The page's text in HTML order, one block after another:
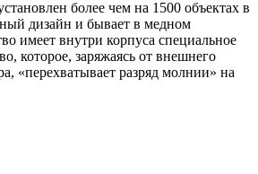
более чем на 1500 объектах в
дизайн и бывает в медном
имеет внутри корпуса специальное
которое, заряжаясь от внешнего
«перехватывает разряд молнии» на